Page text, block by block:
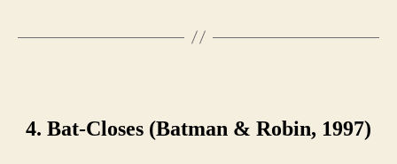
4. Bat-Closes (Batman & Robin, 1997)